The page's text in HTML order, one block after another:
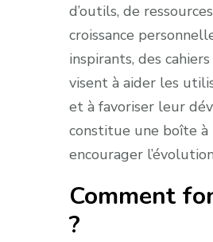
d’outils, de
croissance
inspirants, des
visent à aider les
et à favoriser leur
constitue une boîte à
encourager
Comment
?